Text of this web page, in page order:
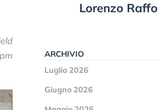
Lorenzo Raffo
ARCHIVIO
Luglio 2026
Giugno 2026